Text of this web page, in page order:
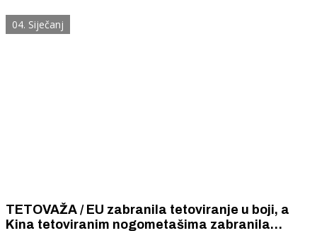
Šibenika
04. Siječanj
TETOVAŽA / EU zabranila tetoviranje u boji, a
Kina tetoviranim nogometašima zabranila